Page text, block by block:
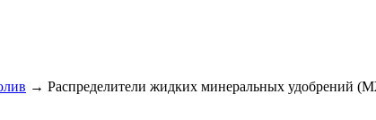
→ Распределители жидких минеральных удобрений